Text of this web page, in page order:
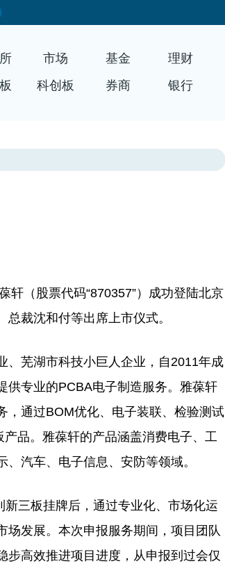
市场 基金 理财
科创板 券商 银行
轩（股票代码“870357”）成功登陆北京
裁沈和付等出席上市仪式。
、芜湖市科技小巨人企业，自2011年成
供专业的PCBA电子制造服务。雅葆轩
，通过BOM优化、电子装联、检验测试
品。雅葆轩的产品涵盖消费电子、工
汽车、电子信息、安防等领域。
三板挂牌后，通过专业化、市场化运
场发展。本次申报服务期间，项目团队
步高效推进项目进度，从申报到过会仅